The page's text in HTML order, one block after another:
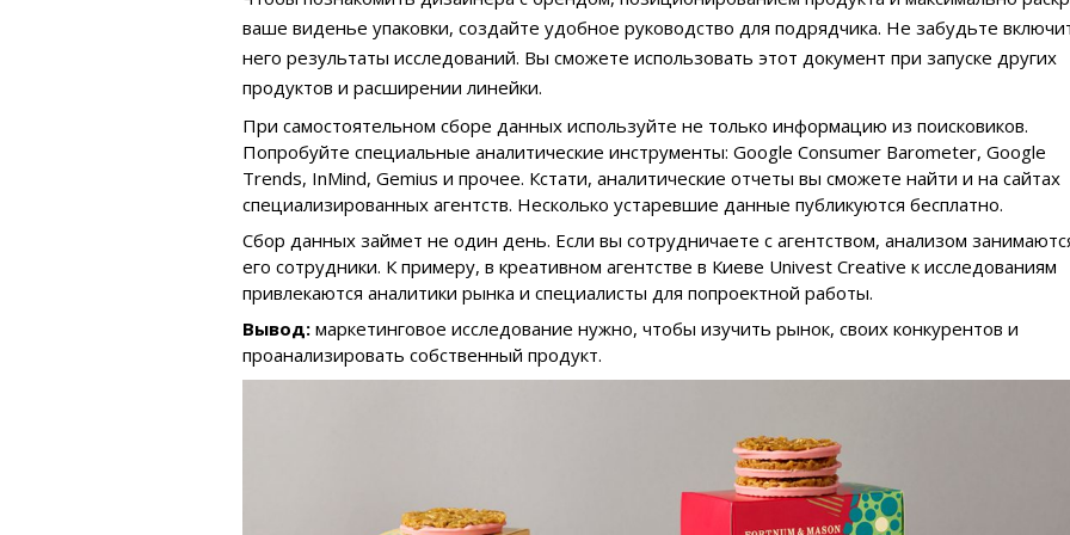
ваше виденье упаковки, создайте удобное руководство для подрядчика. Не забудьте
него результаты исследований. Вы сможете использовать этот документ при запуске других
продуктов и расширении линейки.
При самостоятельном сборе данных используйте не только информацию из поисковиков.
Попробуйте специальные аналитические инструменты: Google Consumer Barometer, Google
Trends, InMind, Gemius и прочее. Кстати, аналитические отчеты вы сможете найти и на сайтах
специализированных агентств. Несколько устаревшие данные публикуются бесплатно.
Сбор данных займет не один день. Если вы сотрудничаете с агентством, анализом
его сотрудники. К примеру, в креативном агентстве в Киеве Univest Creative к исследованиям
привлекаются аналитики рынка и специалисты для попроектной работы.
Вывод: маркетинговое исследование нужно, чтобы изучить рынок, своих конкурентов и
проанализировать собственный продукт.